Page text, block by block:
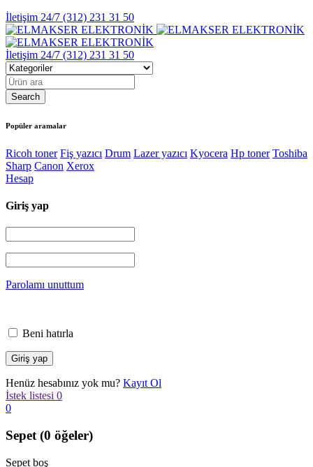
İletişim 24/7 (312) 231 31 50
İletişim 24/7 (312) 231 31 50
Popüler aramalar
Ricoh toner Fiş yazıcı Drum Lazer yazıcı Kyocera Hp toner Toshiba
Sharp Canon Xerox
Hesap
Giriş yap
Parolamı unuttum
Beni hatırla
Henüz hesabınız yok mu? Kayıt Ol
İstek listesi 0
0
Sepet (0 öğeler)
Sepet boş